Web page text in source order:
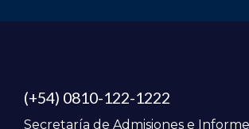
(+54) 0810-122-1222
Secretaría de Admisiones e